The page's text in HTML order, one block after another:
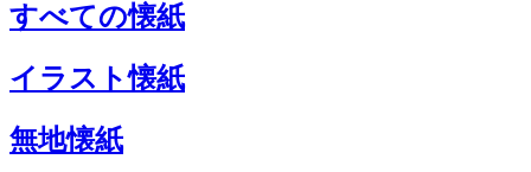
すべての懐紙
イラスト懐紙
無地懐紙